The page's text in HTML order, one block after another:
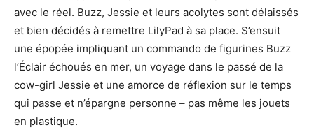
avec le réel. Buzz, Jessie et leurs acolytes sont délaissés
et bien décidés à remettre LilyPad à sa place. S’ensuit
une épopée impliquant un commando de figurines Buzz
l’Éclair échoués en mer, un voyage dans le passé de la
cow-girl Jessie et une amorce de réflexion sur le temps
qui passe et n’épargne personne – pas même les jouets
en plastique.